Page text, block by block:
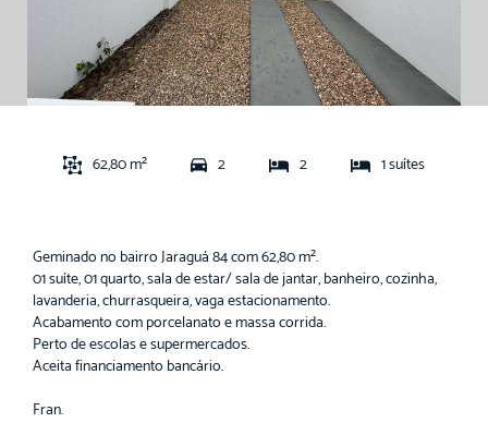
62,80 m² 2 2 1 suítes
Geminado no bairro Jaraguá 84 com 62,80 m².
01 suíte, 01 quarto, sala de estar/ sala de jantar, banheiro, cozinha,
lavanderia, churrasqueira, vaga estacionamento.
Acabamento com porcelanato e massa corrida.
Perto de escolas e supermercados.
Aceita financiamento bancário.
Fran.